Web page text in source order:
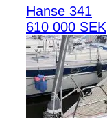
Hanse 341
610 000 SEK